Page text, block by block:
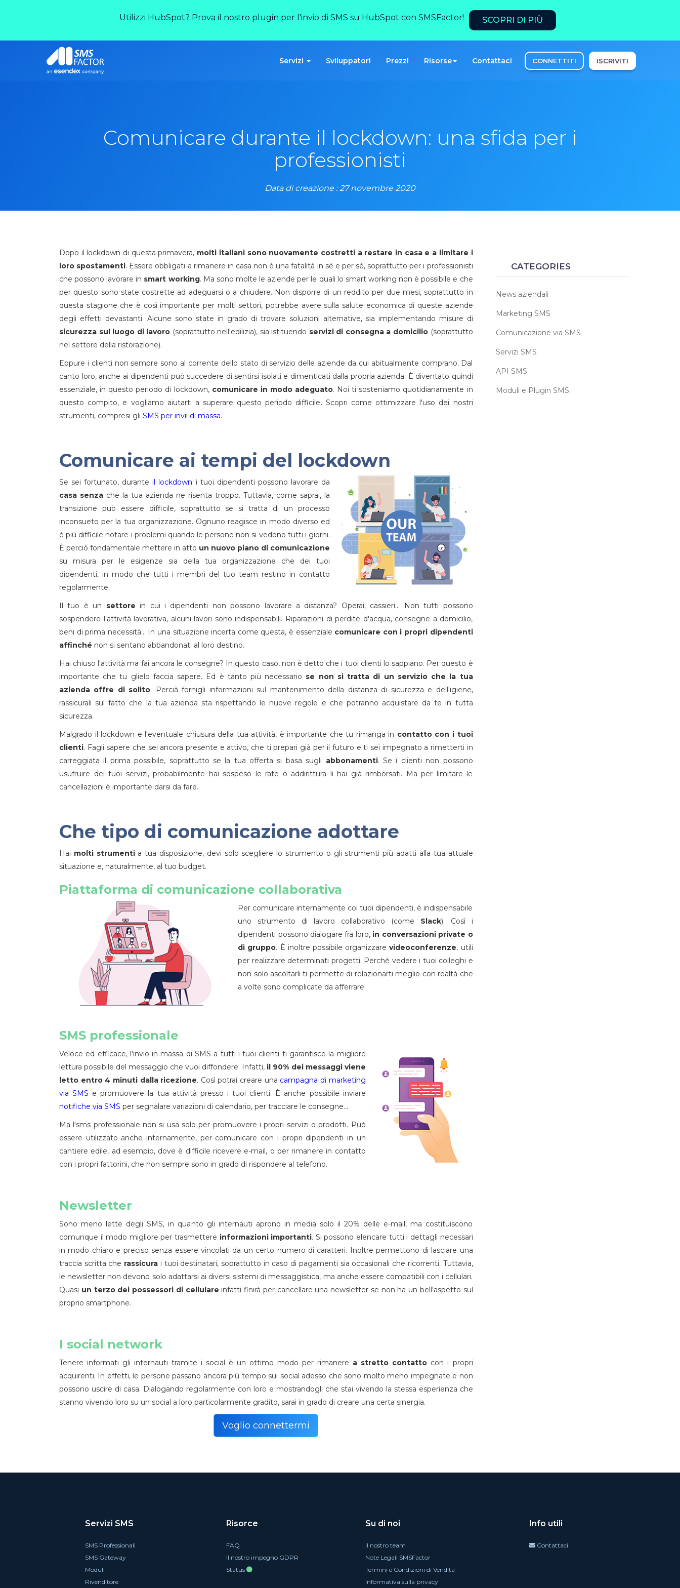
Utilizzi HubSpot? Prova il nostro plugin per l'invio di SMS su HubSpot con SMSFactor! SCOPRI DI PIÙ
Servizi Sviluppatori Prezzi Risorse Contattaci CONNETTITI ISCRIVITI
Comunicare durante il lockdown: una sfida per i
professionisti
Data di creazione : 27 novembre 2020
Dopo il lockdown di questa primavera, molti italiani sono nuovamente costretti a restare in casa e a limitare i
loro spostamenti. Essere obbligati a rimanere in casa non è una fatalità in sé e per sé, soprattutto per i professionisti
che possono lavorare in smart working. Ma sono molte le aziende per le quali lo smart working non è possibile e che
per questo sono state costrette ad adeguarsi o a chiudere. Non disporre di un reddito per due mesi, soprattutto in
questa stagione che è così importante per molti settori, potrebbe avere sulla salute economica di queste aziende
degli effetti devastanti. Alcune sono state in grado di trovare soluzioni alternative, sia implementando misure di
sicurezza sul luogo di lavoro (soprattutto nell'edilizia), sia istituendo servizi di consegna a domicilio (soprattutto
nel settore della ristorazione).
Eppure i clienti non sempre sono al corrente dello stato di servizio delle aziende da cui abitualmente comprano. Dal
canto loro, anche ai dipendenti può succedere di sentirsi isolati e dimenticati dalla propria azienda. È diventato quindi
essenziale, in questo periodo di lockdown, comunicare in modo adeguato. Noi ti sosteniamo quotidianamente in
questo compito, e vogliamo aiutarti a superare questo periodo difficile. Scopri come ottimizzare l'uso dei nostri
strumenti, compresi gli SMS per invii di massa.
Comunicare ai tempi del lockdown
Se sei fortunato, duranteil lockdown i tuoi dipendenti possono lavorare da
casa senza che la tua azienda ne risenta troppo. Tuttavia, come saprai, la
transizione può essere difficile, soprattutto se si tratta di un processo
inconsueto per la tua organizzazione. Ognuno reagisce in modo diverso ed
è più difficile notare i problemi quando le persone non si vedono tutti i giorni.
È perciò fondamentale mettere in atto un nuovo piano di comunicazione
su misura per le esigenze sia della tua organizzazione che dei tuoi
dipendenti, in modo che tutti i membri del tuo team restino in contatto
regolarmente.
Il tuo è un settore in cui i dipendenti non possono lavorare a distanza? Operai, cassieri... Non tutti possono
sospendere l'attività lavorativa, alcuni lavori sono indispensabili. Riparazioni di perdite d'acqua, consegne a domicilio,
beni di prima necessità... In una situazione incerta come questa, è essenziale comunicare con i propri dipendenti
affinché non si sentano abbandonati al loro destino.
Hai chiuso l'attività ma fai ancora le consegne? In questo caso, non è detto che i tuoi clienti lo sappiano. Per questo è
importante che tu glielo faccia sapere. Ed è tanto più necessario se non si tratta di un servizio che la tua
azienda offre di solito. Percià fornigli informazioni sul mantenimento della distanza di sicurezza e dell'igiene,
rassicurali sul fatto che la tua azienda sta rispettando le nuove regole e che potranno acquistare da te in tutta
sicurezza.
Malgrado il lockdown e l'eventuale chiusura della tua attività, è importante che tu rimanga in contatto con i tuoi
clienti. Fagli sapere che sei ancora presente e attivo, che ti prepari già per il futuro e ti sei impegnato a rimetterti in
carreggiata il prima possibile, soprattutto se la tua offerta si basa sugli abbonamenti. Se i clienti non possono
usufruire dei tuoi servizi, probabilmente hai sospeso le rate o addirittura li hai già rimborsati. Ma per limitare le
cancellazioni è importante darsi da fare.
Che tipo di comunicazione adottare
Hai molti strumenti a tua disposizione, devi solo scegliere lo strumento o gli strumenti più adatti alla tua attuale
situazione e, naturalmente, al tuo budget.
Piattaforma di comunicazione collaborativa
Per comunicare internamente coi tuoi dipendenti, è indispensabile
uno strumento di lavoro collaborativo (come Slack). Così i
dipendenti possono dialogare fra loro, in conversazioni private o
di gruppo. È inoltre possibile organizzarevideoconferenze, utili
per realizzare determinati progetti. Perché vedere i tuoi colleghi e
non solo ascoltarli ti permette di relazionarti meglio con realtà che
a volte sono complicate da afferrare.
SMS professionale
Veloce ed efficace, l'invio in massa di SMS a tutti i tuoi clienti ti garantisce la migliore
lettura possibile del messaggio che vuoi diffondere. Infatti, il 90% dei messaggi viene
letto entro 4 minuti dalla ricezione. Così potrai creare una campagna di marketing
via SMS e promuovere la tua attività presso i tuoi clienti. È anche possibile inviare
notifiche via SMS per segnalare variazioni di calendario, per tracciare le consegne...
Ma l'sms professionale non si usa solo per promuovere i propri servizi o prodotti. Può
essere utilizzato anche internamente, per comunicare con i propri dipendenti in un
cantiere edile, ad esempio, dove è difficile ricevere e-mail, o per rimanere in contatto
con i propri fattorini, che non sempre sono in grado di rispondere al telefono.
Newsletter
Sono meno lette degli SMS, in quanto gli internauti aprono in media solo il 20% delle e-mail, ma costituiscono
comunque il modo migliore per trasmettere informazioni importanti. Si possono elencare tutti i dettagli necessari
in modo chiaro e preciso senza essere vincolati da un certo numero di caratteri. Inoltre permettono di lasciare una
traccia scritta che rassicura i tuoi destinatari, soprattutto in caso di pagamenti sia occasionali che ricorrenti. Tuttavia,
le newsletter non devono solo adattarsi ai diversi sistemi di messaggistica, ma anche essere compatibili con i cellulari.
Quasi un terzo dei possessori di cellulare infatti finirà per cancellare una newsletter se non ha un bell'aspetto sul
proprio smartphone.
I social network
Tenere informati gli internauti tramite i social è un ottimo modo per rimanere a stretto contatto con i propri
acquirenti. In effetti, le persone passano ancora più tempo sui social adesso che sono molto meno impegnate e non
possono uscire di casa. Dialogando regolarmente con loro e mostrandogli che stai vivendo la stessa esperienza che
stanno vivendo loro su un social a loro particolarmente gradito, sarai in grado di creare una certa sinergia.
Voglio connettermi
CATEGORIES
News aziendali
Marketing SMS
Comunicazione via SMS
Servizi SMS
API SMS
Moduli e Plugin SMS
Servizi SMS
SMS Professionali
SMS Gateway
Moduli
Rivenditore
Risorce
FAQ
Il nostro impegno GDPR
Status
Su di noi
Il nostro team
Note Legali SMSFactor
Termini e Condizioni di Vendita
Informativa sulla privacy
Info utili
Contattaci